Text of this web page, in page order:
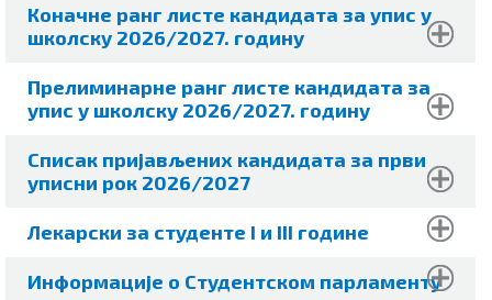
Коначне ранг листе кандидата за упис у
школску 2026/2027. годину
Прелиминарне ранг листе кандидата за
упис у школску 2026/2027. годину
Списак пријављених кандидата за први
уписни рок 2026/2027
Лекарски за студенте I и III године
Информације о Студентском парламенту